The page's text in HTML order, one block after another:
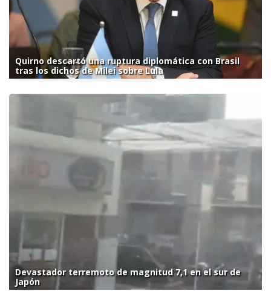
Quirno descartó una ruptura diplomática con Brasil
tras los dichos de Milei sobre Lula
Devastador terremoto de magnitud 7,1 en el sur de
Japón